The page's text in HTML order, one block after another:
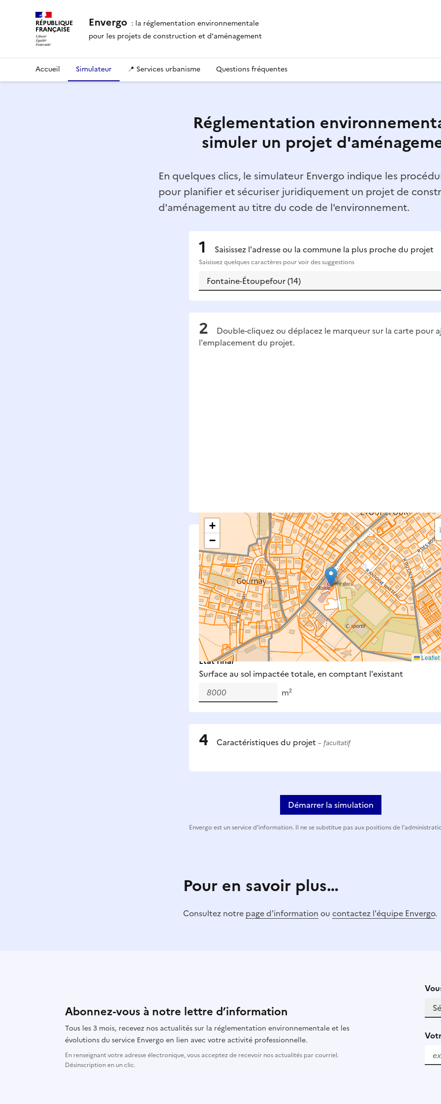
RÉPUBLIQUE
FRANÇAISE Envergo : la réglementation environnementale
pour les projets de construction et d'aménagement
Accueil Simulateur 📍 Services urbanisme Questions fréquentes
Réglementation
simuler un projet
En quelques clics, le simulateur Envergo indique les
pour planifier et sécuriser juridiquement un projet de
d'aménagement au titre du code de l'environnement.
Saisissez l'adresse ou la commune la plus proche du projet
Saisissez quelques caractères pour voir des suggestions
Double-cliquez ou déplacez le marqueur sur la carte pour
l'emplacement du projet.
+
−
Leaflet
Saisissez les surfaces aménagées par le projet
Surfaces à prendre en compte : bâti, voirie, espaces verts,
remblais et bassins — impacts définitifs et temporaires
Nouveaux impacts
Surface au sol nouvellement impactée par le projet
m²
État final
Surface au sol impactée totale, en comptant l'existant
m²
Caractéristiques du projet – facultatif
Démarrer la simulation
Envergo est un service d'information. Il ne se substitue pas aux positions de
Pour en savoir plus…
Consultez notre page d'information ou contactez l'équipe Envergo.
Abonnez-vous à notre lettre d’information
Tous les 3 mois, recevez nos actualités sur la réglementation environnementale et les
évolutions du service Envergo en lien avec votre activité professionnelle.
En renseignant votre adresse électronique, vous acceptez de recevoir nos actualités par courriel.
Désinscription en un clic.